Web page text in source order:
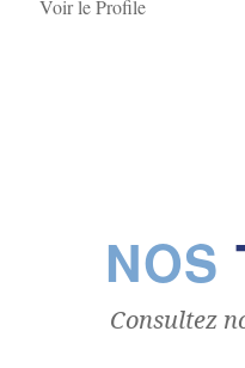
Voir le Profile
NOS
Consultez